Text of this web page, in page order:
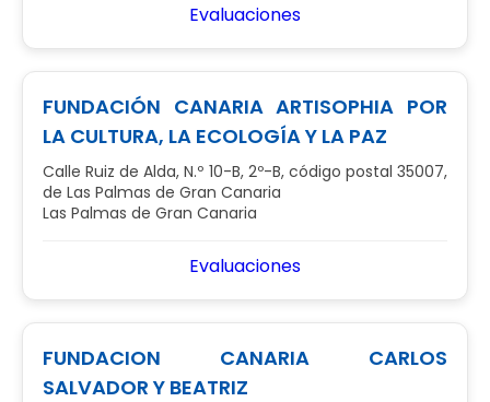
Evaluaciones
FUNDACIÓN CANARIA ARTISOPHIA POR
LA CULTURA, LA ECOLOGÍA Y LA PAZ
Calle Ruiz de Alda, N.º 10-B, 2º-B, código postal 35007,
de Las Palmas de Gran Canaria
Las Palmas de Gran Canaria
Evaluaciones
FUNDACION CANARIA CARLOS
SALVADOR Y BEATRIZ